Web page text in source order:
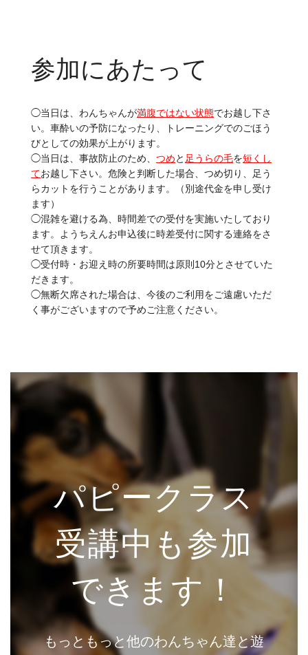
参加にあたって
◯当日は、わんちゃんが満腹ではない状態でお越し下さ
い。車酔いの予防になったり、トレーニングでのごほう
びとしての効果が上がります。
◯当日は、事故防止のため、 つめと 足うらの毛を短くし
てお越し下さい。危険と判断した場合、つめ切り、足う
らカットを行うことがあります。（別途代金を申し受け
ます）
◯混雑を避ける為、時間差での受付を実施いたしており
ます。ようちえんお申込後に時差受付に関する連絡をさ
せて頂きます。
◯受付時・お迎え時の所要時間は原則10分とさせていた
だきます。
◯無断欠席された場合は、今後のご利用をご遠慮いただ
く事がございますので予めご注意ください。
パピークラス
受講中も参加
できます！
もっともっと他のわんちゃん達と遊